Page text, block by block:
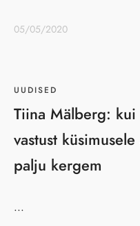
05/05/2020
UUDISED
Tiina Mälberg: kui
vastust
palju kergem
...